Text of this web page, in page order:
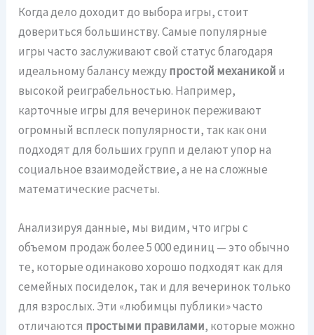
Когда дело доходит до выбора игры, стоит
довериться большинству. Самые популярные
игры часто заслуживают свой статус благодаря
идеальному балансу междупростой механикой и
высокой реиграбельностью. Например,
карточные игры для вечеринок переживают
огромный всплеск популярности, так как они
подходят для больших групп и делают упор на
социальное взаимодействие, а не на сложные
математические расчеты.
Анализируя данные, мы видим, что игры с
объемом продаж более 5 000 единиц — это обычно
те, которые одинаково хорошо подходят как для
семейных посиделок, так и для вечеринок только
для взрослых. Эти «любимцы публики» часто
отличаются простыми правилами, которые можно